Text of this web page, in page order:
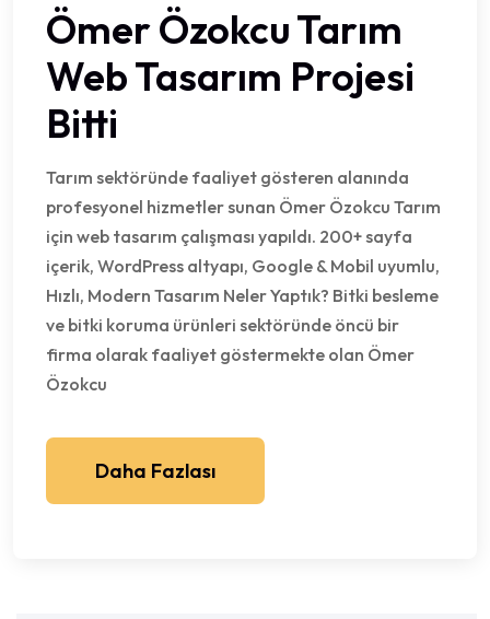
Ömer Özokcu Tarım
Web Tasarım Projesi
Bitti
Tarım sektöründe faaliyet gösteren alanında
profesyonel hizmetler sunan Ömer Özokcu Tarım
için web tasarım çalışması yapıldı. 200+ sayfa
içerik, WordPress altyapı, Google & Mobil uyumlu,
Hızlı, Modern Tasarım Neler Yaptık? Bitki besleme
ve bitki koruma ürünleri sektöründe öncü bir
firma olarak faaliyet göstermekte olan Ömer
Özokcu
Daha Fazlası